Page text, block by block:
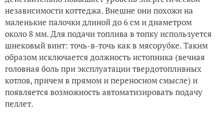
независимости коттеджа. Внешне они похожи на
маленькие палочки длиной до 6 см и диаметром
около 8 мм. Для подачи топлива в топку используется
шнековый винт: точь-в-точь как в мясорубке. Таким
образом исключается должность истопника (вечная
головная боль при эксплуатации твердотопливных
котлов, причем в прямом и переносном смысле) и
появляется возможность автоматизировать подачу
пеллет.